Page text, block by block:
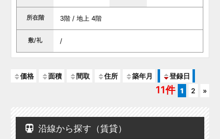
沿線から探す（賃貸）
所在階 3階 / 地上 4階
敷/礼 /
価格 面積 間取 住所 築年月 登録日
11件 1 2 »